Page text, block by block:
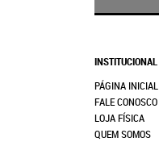
INSTITUCIONAL
PÁGINA INICIAL
FALE CONOSCO
LOJA FÍSICA
QUEM SOMOS